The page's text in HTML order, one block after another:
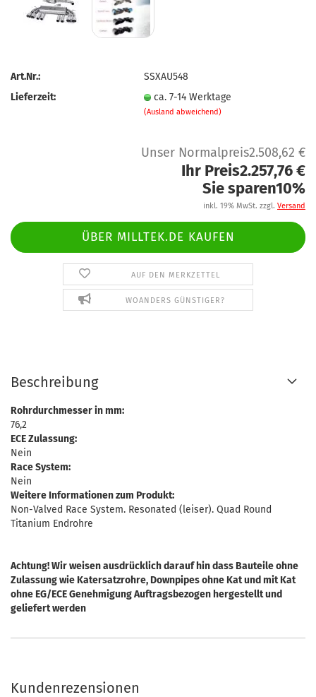
Art.Nr.:
SSXAU548
Lieferzeit:
ca. 7-14 Werktage
(Ausland abweichend)
Unser Normalpreis2.508,62 €
Ihr Preis2.257,76 €
Sie sparen10%
inkl. 19% MwSt. zzgl. Versand
ÜBER MILLTEK.DE KAUFEN
AUF DEN MERKZETTEL
WOANDERS GÜNSTIGER?
Beschreibung
Rohrdurchmesser in mm:
76,2
ECE Zulassung:
Nein
Race System:
Nein
Weitere Informationen zum Produkt:
Non-Valved Race System. Resonated (leiser). Quad Round
Titanium Endrohre
Achtung! Wir weisen ausdrücklich darauf hin dass Bauteile ohne
Zulassung wie Katersatzrohre, Downpipes ohne Kat und mit Kat
ohne EG/ECE Genehmigung Auftragsbezogen hergestellt und
geliefert werden
Kundenrezensionen